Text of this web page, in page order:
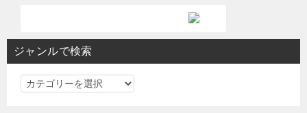
ジャンルで検索
ジ